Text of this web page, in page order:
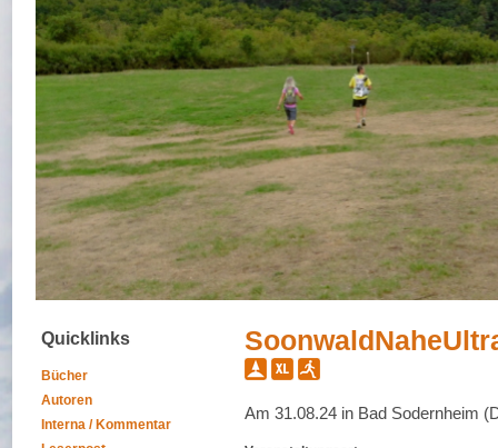
Quicklinks
Bücher
Autoren
Interna / Kommentar
Am 31.08.24 in Bad Sodernheim